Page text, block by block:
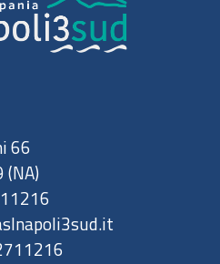
66
(NA)